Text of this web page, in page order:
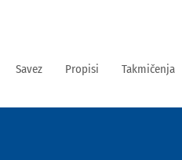
Savez Propisi Takmičenja